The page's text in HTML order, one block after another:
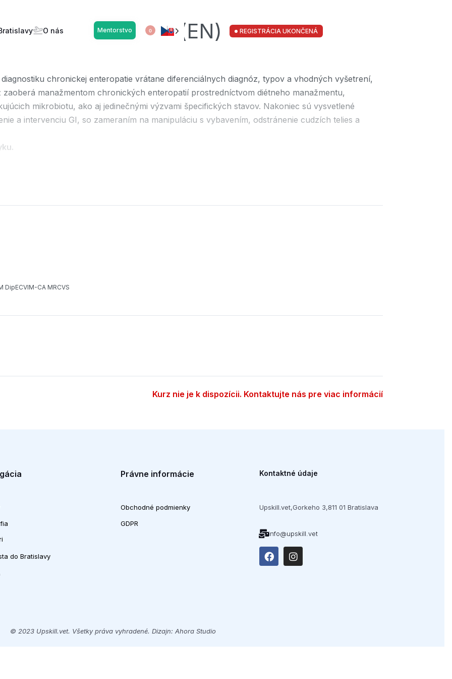
O nás Mentorstvo 0
endoskopia (EN) REGISTRÁCIA UKONČENÁ
chronickej enteropatie vrátane diferenciálnych diagnóz, typov a vhodných vyšetrení,
manažmentom chronických enteropatií prostredníctvom diétneho manažmentu,
mikrobiotu, ako aj jedinečnými výzvami špecifických stavov. Nakoniec sú vysvetlené
a intervenciu GI, so zameraním na manipuláciu s vybavením, odstránenie cudzích telies a
u domácich zvierat.
u domácich zvierat: Manažment
DipECVIM-CA MRCVS
Kurz nie je k dispozícii. Kontaktujte nás pre viac informácií
do Bratislavy
Právne informácie
Obchodné podmienky
GDPR
Kontaktné údaje
Upskill.vet,Gorkeho 3,811 01 Bratislava
info@upskill.vet
© 2023 Upskill.vet. Všetky práva vyhradené. Dizajn: Ahora Studio